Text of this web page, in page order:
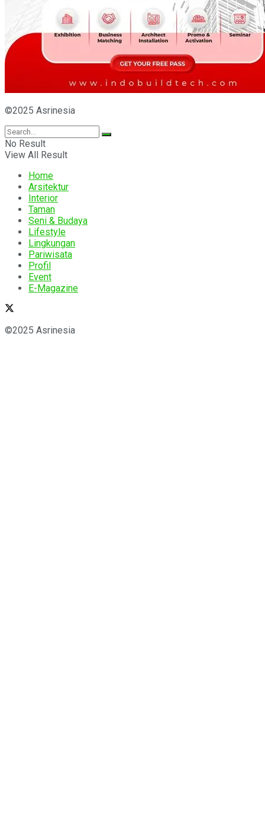
©2025 Asrinesia
No Result
View All Result
Home
Arsitektur
Interior
Taman
Seni & Budaya
Lifestyle
Lingkungan
Pariwisata
Profil
Event
E-Magazine
©2025 Asrinesia